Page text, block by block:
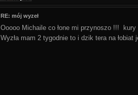
RE: mój wyzeł
Ooooo Michaile co łone mi przynoszo !!!
Wyzła mam 2 tygodnie to i dzik tera na